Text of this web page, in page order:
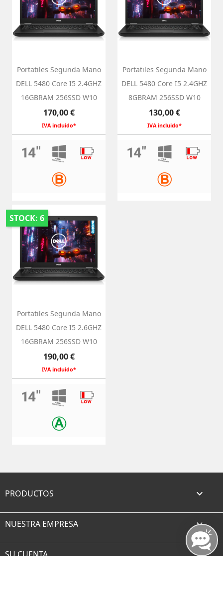
Portatiles Segunda Mano
DELL 5480 Core I5 2.4GHZ
16GBRAM 256SSD W10
Precio
170,00 €
IVA incluido*
Portatiles Segunda Mano
DELL 5480 Core I5 2.4GHZ
8GBRAM 256SSD W10
Precio
130,00 €
IVA incluido*
STOCK: 6
Portatiles Segunda Mano
DELL 5480 Core I5 2.6GHZ
16GBRAM 256SSD W10
Precio
190,00 €
IVA incluido*
PRODUCTOS 
NUESTRA EMPRESA 
SU CUENTA 